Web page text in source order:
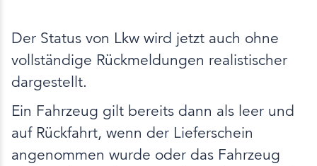
Der Status von Lkw wird jetzt auch ohne
vollständige Rückmeldungen realistischer
dargestellt.
Ein Fahrzeug gilt bereits dann als leer und
auf Rückfahrt, wenn der Lieferschein
angenommen wurde oder das Fahrzeug